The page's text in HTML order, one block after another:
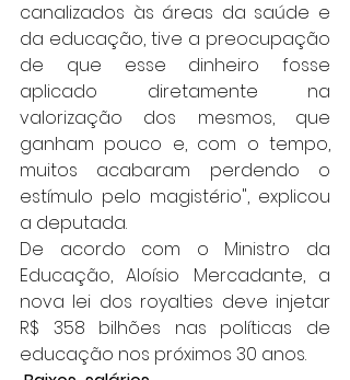
canalizados às áreas da saúde e
da educação, tive a preocupação
de que esse dinheiro fosse
aplicado diretamente na
valorização dos mesmos, que
ganham pouco e, com o tempo,
muitos acabaram perdendo o
estímulo pelo magistério", explicou
a deputada.
De acordo com o Ministro da
Educação, Aloísio Mercadante, a
nova lei dos royalties deve injetar
R$ 358 bilhões nas políticas de
educação nos próximos 30 anos.